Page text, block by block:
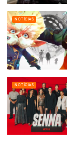
NOTÍCIAS
NOTÍCIAS